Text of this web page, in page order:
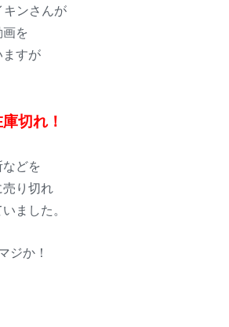
ンさんが
を
すが
切れ！
どを
り切れ
ました。
ジか！